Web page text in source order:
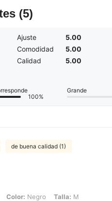
(5)
Ajuste
5.00
Comodidad
5.00
Calidad
5.00
100%
Grande
de buena calidad (1)
Negro, Talla: M
Color: Negro Talla: M